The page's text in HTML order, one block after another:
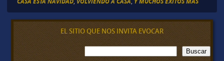
EL SITIO QUE NOS INVITA EVOCAR
B
u
Buscar